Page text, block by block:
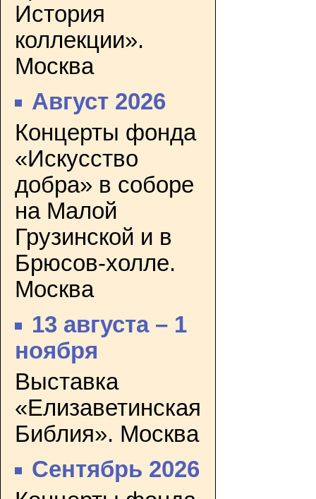
История
коллекции».
Москва
Август 2026
Концерты фонда
«Искусство
добра» в соборе
на Малой
Грузинской и в
Брюсов-холле.
Москва
13 августа – 1
ноября
Выставка
«Елизаветинская
Библия». Москва
Сентябрь 2026